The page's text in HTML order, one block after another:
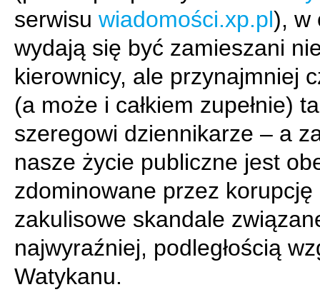
serwisu wiadomości.xp.pl), w
wydają się być zamieszani
kierownicy, ale przynajmniej
(a może i całkiem zupełnie)
szeregowi dziennikarze – a
nasze życie publiczne jest
zdominowane przez korupcję
zakulisowe skandale
najwyraźniej, podległością
Watykanu.